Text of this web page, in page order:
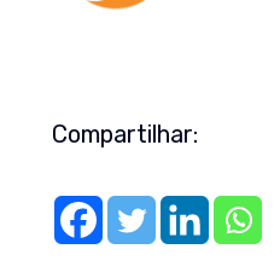
Compartilhar: